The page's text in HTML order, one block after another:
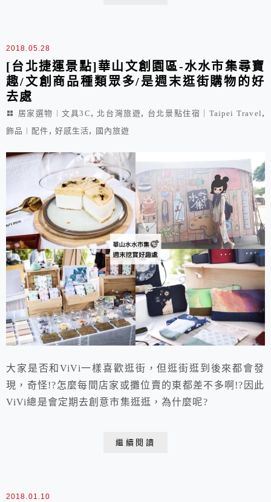
2018.05.28
[台北捷運景點]華山文創園區-水水市集尋寶
趣/文創商品種類眾多/是週末逛街購物的好
去處
居家選物︱文具3C ,北台灣旅遊, 台北景點住宿｜Taipei Travel ,
飾品︱配件 , 好感生活, 國內旅遊
大家是否和ViVi一樣喜歡逛街，但逛街逛到後來都會發
現，奇怪!?怎麼每間店家或攤位賣的東都差不多啊!?因此
ViVi總是會定期去創意市集逛逛，為什麼呢?
繼續閱讀
2018.01.10